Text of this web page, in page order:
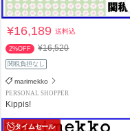
¥16,189送料込
2%OFF ¥16,520
関税負担なし
marimekko
PERSONAL SHOPPER
Kippis!
タイムセール